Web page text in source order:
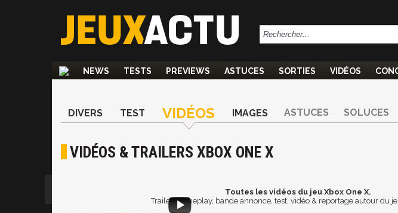
NEWS TESTS PREVIEWS ASTUCES SORTIES VIDÉOS
DIVERS TEST VIDÉOS IMAGES ASTUCES SOLUCES
VIDÉOS & TRAILERS XBOX ONE X
Toutes les vidéos du jeu Xbox One X.
Trailer, gameplay, bande annonce, test, vidéo & reportage autour du